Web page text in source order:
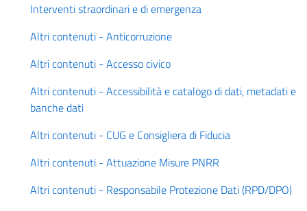
Interventi straordinari e di emergenza
Altri contenuti - Anticorruzione
Altri contenuti - Accesso civico
Altri contenuti - Accessibilità e catalogo di dati, metadati e
banche dati
Altri contenuti - CUG e Consigliera di Fiducia
Altri contenuti - Attuazione Misure PNRR
Altri contenuti - Responsabile Protezione Dati (RPD/DPO)